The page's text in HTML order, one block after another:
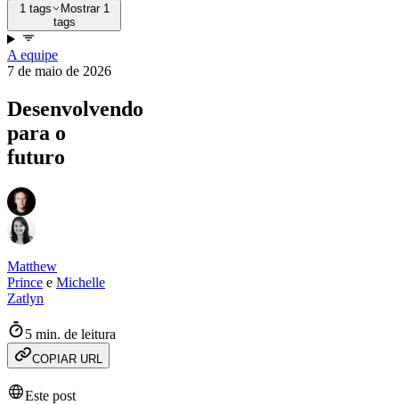
1 tags
Mostrar 1
tags
A equipe
7 de maio de 2026
Desenvolvendo
para o
futuro
Matthew
Prince e Michelle
Zatlyn
5 min. de leitura
COPIAR URL
Este post